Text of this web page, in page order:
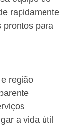
rapidamente
prontos para
região
a vida útil